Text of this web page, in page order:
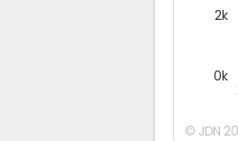
0k
2k
© JDN